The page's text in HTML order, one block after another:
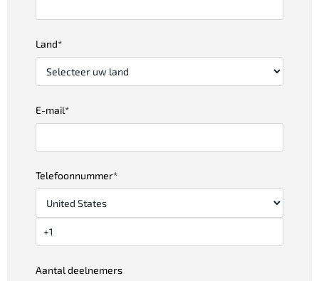
Land*
E-mail*
Telefoonnummer*
Aantal deelnemers